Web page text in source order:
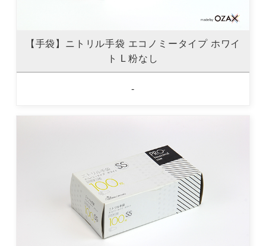
【手袋】ニトリル手袋 エコノミータイプ ホワイ
ト L 粉なし
-